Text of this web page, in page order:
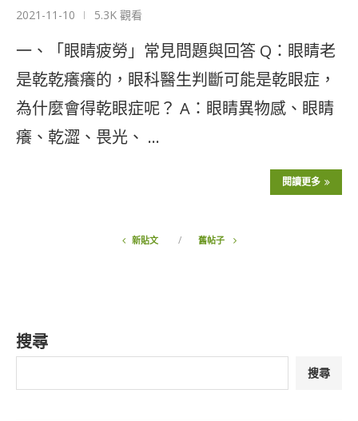
2021-11-10 5.3K 觀看
一、「眼睛疲勞」常見問題與回答 Q：眼睛老
是乾乾癢癢的，眼科醫生判斷可能是乾眼症，
為什麼會得乾眼症呢？ A：眼睛異物感、眼睛
癢、乾澀、畏光、 …
閱讀更多
新貼文 舊帖子
搜尋
搜尋